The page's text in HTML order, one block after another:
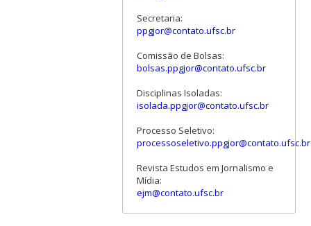
Secretaria:
ppgjor@contato.ufsc.br
Comissão de Bolsas:
bolsas.ppgjor@contato.ufsc.br
Disciplinas Isoladas:
isolada.ppgjor@contato.ufsc.br
Processo Seletivo:
processoseletivo.ppgjor@contato.ufsc.br
Revista Estudos em Jornalismo e
Mídia:
ejm@contato.ufsc.br